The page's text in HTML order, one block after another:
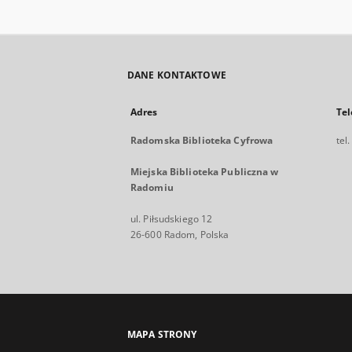
DANE KONTAKTOWE
Adres
Radomska Biblioteka Cyfrowa
Miejska Biblioteka Publiczna w
Radomiu
ul. Piłsudskiego 12
26-600 Radom, Polska
tel.
MAPA STRONY